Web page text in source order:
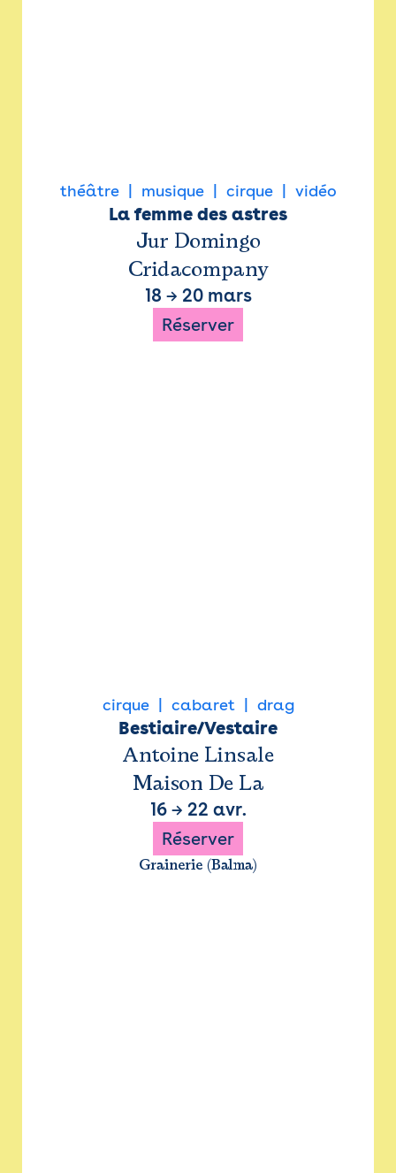
théâtre musique cirque vidéo
La femme des astres
Jur Domingo
Cridacompany
18 → 20 mars
Réserver
cirque cabaret drag
Bestiaire/Vestaire
Antoine Linsale
Maison De La
16→ 22 avr.
Réserver
Grainerie (Balma)